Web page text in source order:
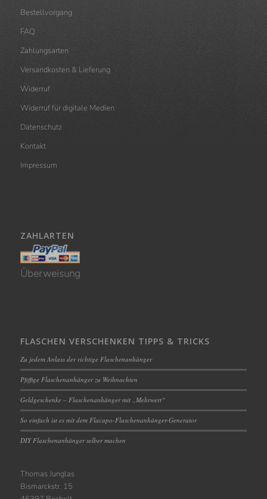
Bestellvorgang
FAQ
Zahlungsarten
Versandkosten & Lieferung
Widerruf
Widerruf für digitale Medien
Datenschutz
Kontakt
Impressum
ZAHLARTEN
Überweisung
FLASCHEN VERSCHENKEN TIPPS & TRICKS
Zu jedem Anlass der richtige Flaschenanhänger
Pfiffige Flaschenanhänger zu Weihnachten
Geldgeschenke – Flaschenanhänger mit „Mehrwert“
So einfach ist es mit dem Flacapo-Flaschenanhänger-Generator
DIY Flaschenanhänger selber machen
Thomas Junglas
Bismarckstr. 15